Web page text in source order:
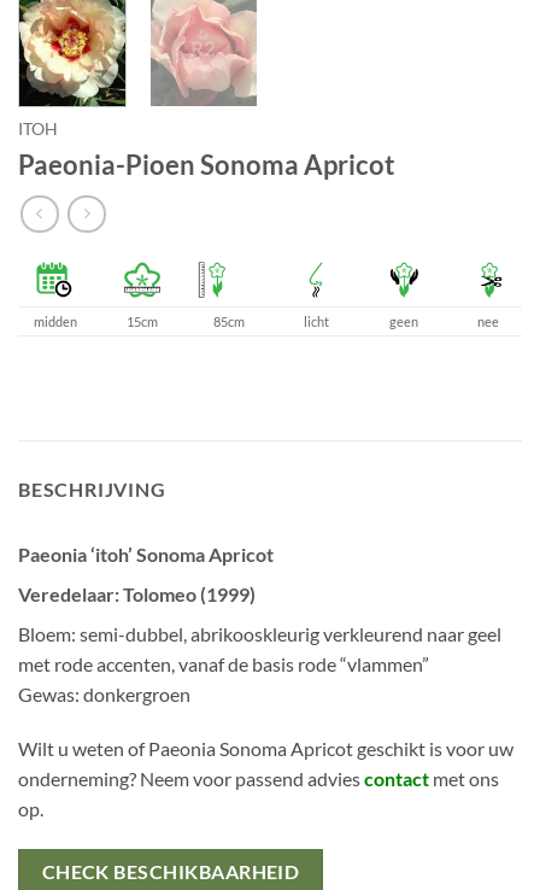
ITOH
Paeonia-Pioen Sonoma Apricot
midden 15cm 85cm licht geen nee
BESCHRIJVING
Paeonia ‘itoh’ Sonoma Apricot
Veredelaar: Tolomeo (1999)
Bloem: semi-dubbel, abrikooskleurig verkleurend naar geel
met rode accenten, vanaf de basis rode “vlammen”
Gewas: donkergroen
Wilt u weten of Paeonia Sonoma Apricot geschikt is voor uw
onderneming? Neem voor passend adviescontact met ons
op.
CHECK BESCHIKBAARHEID